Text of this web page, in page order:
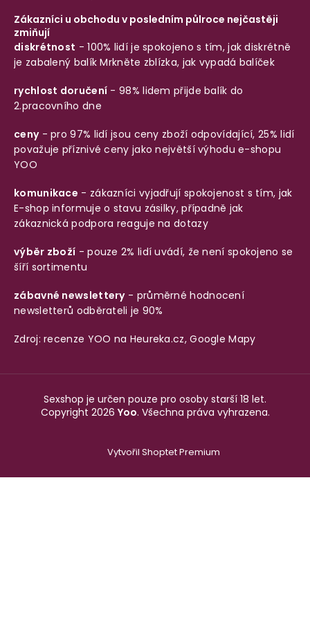
Zákazníci u obchodu v posledním půlroce nejčastěji
zmiňují
diskrétnost - 100% lidí je spokojeno s tím, jak diskrétně
je zabalený balíkMrkněte zblízka, jak vypadá balíček
rychlost doručení - 98% lidem přijde balík do
2.pracovního dne
ceny- pro 97% lidí jsou ceny zboží odpovídající, 25% lidí
považuje příznivé ceny jako největší výhodu e-shopu
YOO
komunikace - zákazníci vyjadřují spokojenost s tím, jak
E-shop informuje o stavu zásilky, případně jak
zákaznická podpora reaguje na dotazy
výběr zboží - pouze 2% lidí uvádí, že není spokojeno se
šíří sortimentu
zábavné newslettery- průměrné hodnocení
newsletterů odběrateli je 90%
Zdroj: recenze YOO na Heureka.cz,Google Mapy
Vytvořil Shoptet Premium
Sexshop je určen pouze pro osoby starší 18 let.
Copyright 2026 Yoo. Všechna práva vyhrazena.